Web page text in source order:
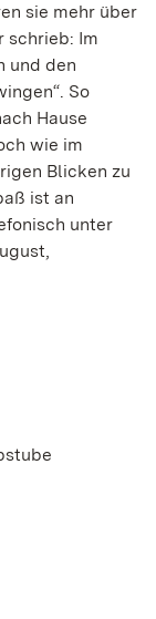
sie mehr über
schrieb: Im
und den
So
Hause
wie im
Blicken zu
ist an
unter